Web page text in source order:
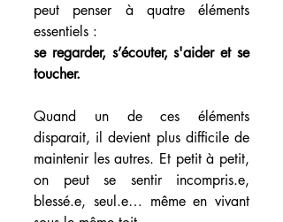
peut penser à quatre éléments
essentiels :
se regarder, s’écouter, s'aider et se
toucher.
Quand un de ces éléments
disparait, il devient plus difficile de
maintenir les autres. Et petit à petit,
on peut se sentir incompris.e,
blessé.e, seul.e… même en vivant